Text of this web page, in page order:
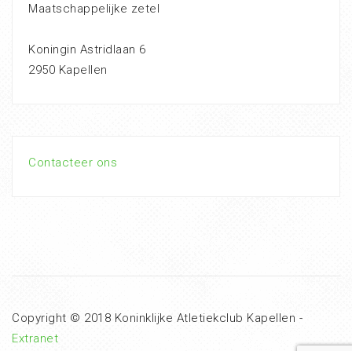
Maatschappelijke zetel
Koningin Astridlaan 6
2950 Kapellen
Contacteer ons
Copyright © 2018 Koninklijke Atletiekclub Kapellen -
Extranet